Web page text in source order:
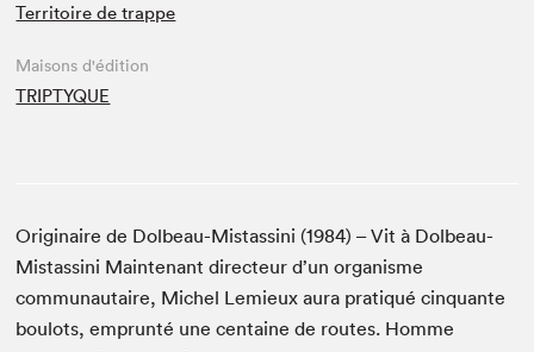
Territoire de trappe
Maisons d'édition
TRIPTYQUE
Originaire de Dolbeau-Mistassini (1984) – Vit à Dolbeau-
Mistassini Maintenant directeur d’un organisme
communautaire, Michel Lemieux aura pratiqué cinquante
boulots, emprunté une centaine de routes. Homme